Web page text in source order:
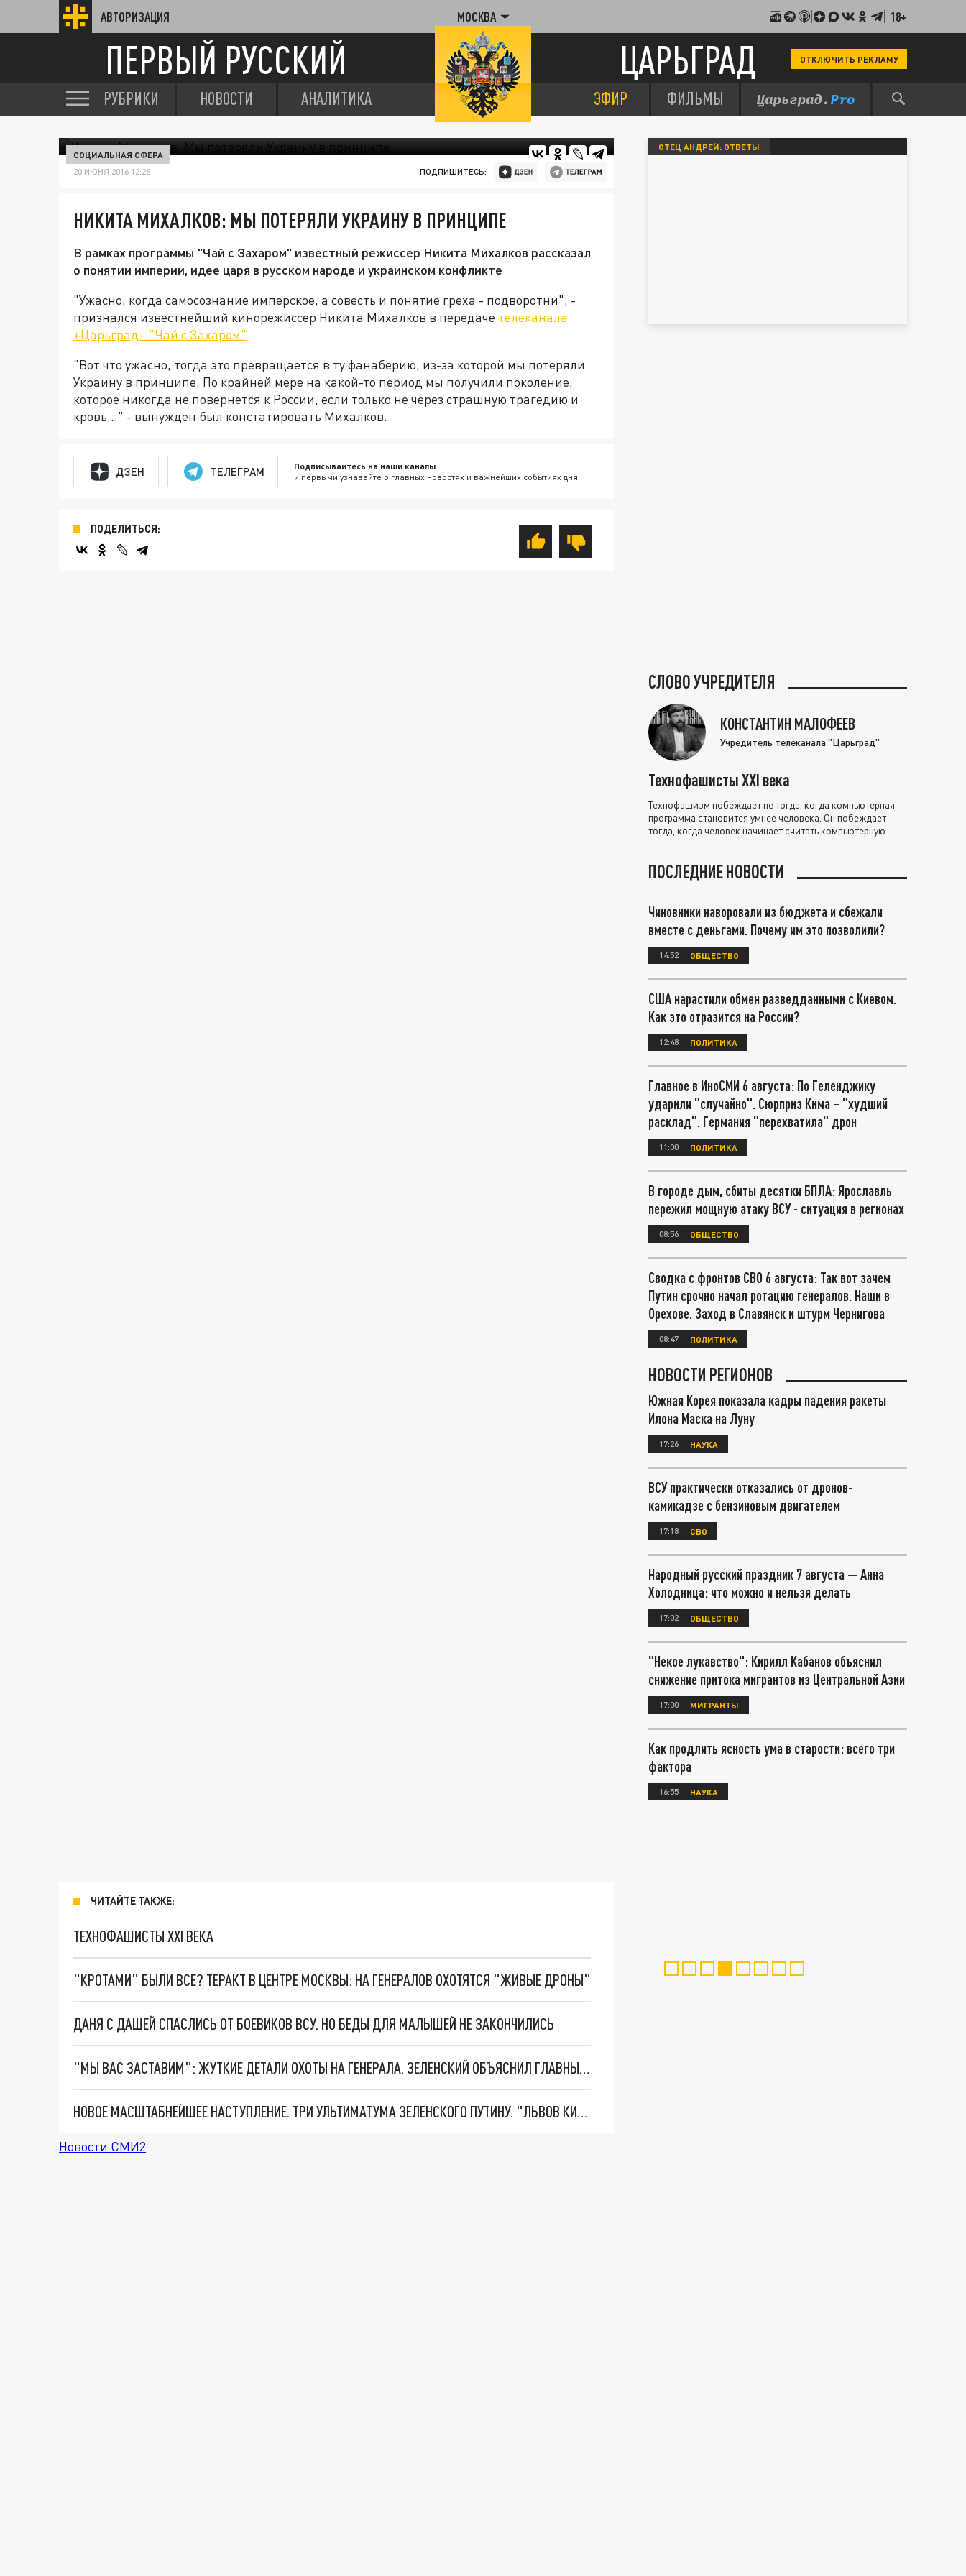
АВТОРИЗАЦИЯ МОСКВА 18+
ПЕРВЫЙ РУССКИЙ ЦАРЬГРАД ОТКЛЮЧИТЬ РЕКЛАМУ
РУБРИКИ НОВОСТИ АНАЛИТИКА ЭФИР ФИЛЬМЫ
СОЦИАЛЬНАЯ СФЕРА
20 ИЮНЯ 2016 12:28 ПОДПИШИТЕСЬ:
НИКИТА МИХАЛКОВ: МЫ ПОТЕРЯЛИ УКРАИНУ В ПРИНЦИПЕ
В рамках программы "Чай с Захаром" известный режиссер Никита Михалков рассказал
о понятии империи, идее царя в русском народе и украинском конфликте
"Ужасно, когда самосознание имперское, а совесть и понятие греха - подворотни", -
признался известнейший кинорежиссер Никита Михалков в передаче телеканала
+Царьград+ "Чай с Захаром".
"Вот что ужасно, тогда это превращается в ту фанаберию, из-за которой мы потеряли
Украину в принципе. По крайней мере на какой-то период мы получили поколение,
которое никогда не повернется к России, если только не через страшную трагедию и
кровь…" - вынужден был констатировать Михалков.
ДЗЕН ТЕЛЕГРАМ Подписывайтесь на наши каналы
и первыми узнавайте о главных новостях и важнейших событиях дня.
ПОДЕЛИТЬСЯ:
ЧИТАЙТЕ ТАКЖЕ:
ТЕХНОФАШИСТЫ XXI ВЕКА
"КРОТАМИ" БЫЛИ ВСЕ? ТЕРАКТ В ЦЕНТРЕ МОСКВЫ: НА ГЕНЕРАЛОВ ОХОТЯТСЯ "ЖИВЫЕ ДРОНЫ"
ДАНЯ С ДАШЕЙ СПАСЛИСЬ ОТ БОЕВИКОВ ВСУ. НО БЕДЫ ДЛЯ МАЛЫШЕЙ НЕ ЗАКОНЧИЛИСЬ
"МЫ ВАС ЗАСТАВИМ": ЖУТКИЕ ДЕТАЛИ ОХОТЫ НА ГЕНЕРАЛА. ЗЕЛЕНСКИЙ ОБЪЯСНИЛ ГЛАВНЫЙ СМЫСЛ ТЕРАКТА В ЦЕНТРЕ МОСКВЫ
НОВОЕ МАСШТАБНЕЙШЕЕ НАСТУПЛЕНИЕ. ТРИ УЛЬТИМАТУМА ЗЕЛЕНСКОГО ПУТИНУ. "ЛЬВОВ КИМА" ПОСТАВЯТ НА ПВО? ГЛОБАЛЬНЫЙ ПРОРЫВ ПОД ЗАПОРОЖЬЕМ
Новости СМИ2
ОТЕЦ АНДРЕЙ: ОТВЕТЫ
СЛОВО УЧРЕДИТЕЛЯ
КОНСТАНТИН МАЛОФЕЕВ
Учредитель телеканала "Царьград"
Технофашисты XXI века
Технофашизм побеждает не тогда, когда компьютерная
программа становится умнее человека. Он побеждает
тогда, когда человек начинает считать компьютерную
ПОСЛЕДНИЕ НОВОСТИ
Чиновники наворовали из бюджета и сбежали
вместе с деньгами. Почему им это позволили?
14:52 ОБЩЕСТВО
США нарастили обмен разведданными с Киевом.
Как это отразится на России?
12:48 ПОЛИТИКА
Главное в ИноСМИ 6 августа: По Геленджику
ударили "случайно". Сюрприз Кима – "худший
расклад". Германия "перехватила" дрон
11:00 ПОЛИТИКА
В городе дым, сбиты десятки БПЛА: Ярославль
пережил мощную атаку ВСУ - ситуация в регионах
08:56 ОБЩЕСТВО
Сводка с фронтов СВО 6 августа: Так вот зачем
Путин срочно начал ротацию генералов. Наши в
Орехове. Заход в Славянск и штурм Чернигова
08:47 ПОЛИТИКА
НОВОСТИ РЕГИОНОВ
Южная Корея показала кадры падения ракеты
Илона Маска на Луну
17:26 НАУКА
ВСУ практически отказались от дронов-
камикадзе с бензиновым двигателем
17:18 СВО
Народный русский праздник 7 августа — Анна
Холодница: что можно и нельзя делать
17:02 ОБЩЕСТВО
"Некое лукавство": Кирилл Кабанов объяснил
снижение притока мигрантов из Центральной Азии
17:00 МИГРАНТЫ
Как продлить ясность ума в старости: всего три
фактора
16:55 НАУКА